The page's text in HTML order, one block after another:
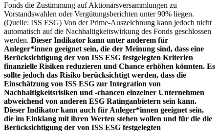
Fonds die Zustimmung auf Aktionärsversammlungen zu
Vorstandswahlen oder Vergütungsberichten unter 90% liegen.
(Quelle: ISS ESG) Von der Prime-Auszeichnung kann jedoch nicht
automatisch auf die Nachhaltigkeitswirkung des Fonds geschlossen
werden. Dieser Indikator kann unter anderem für
Anleger*innen geeignet sein, die der Meinung sind, dass eine
Berücksichtigung der von ISS ESG festgelegten Kriterien
finanzielle Risiken reduzieren und Chance erhöhen könnten. Es
sollte jedoch das Risiko berücksichtigt werden, dass die
Einschätzung von ISS ESG zur Integration von
Nachhaltigkeitsrisiken und -chancen einzelner Unternehmen
abweichend von anderen ESG Ratinganbietern sein kann.
Dieser Indikator kann auch für Anleger*innen geeignet sein,
die im Einklang mit ihren Werten stehen wollen und für die die
Berücksichtigung der von ISS ESG festgelegten